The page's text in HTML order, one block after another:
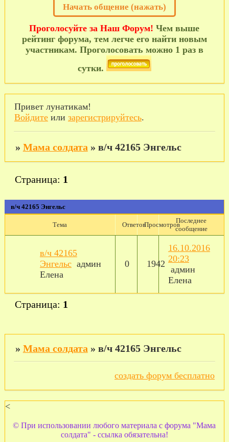
Начать общение (нажать)
Проголосуйте за Наш Форум! Чем выше
рейтинг форума, тем легче его найти новым
участникам. Проголосовать можно 1 раз в
сутки.
Привет лунатикам!
Войдитеили зарегистрируйтесь.
» Мама солдата » в/ч 42165 Энгельс
в/ч 42165 Энгельс
Страница: 1
Тема ОтветовПросмотров
Последнее
сообщение
в/ч 42165
Энгельс админ
Елена
0 1942
16.10.2016
20:23
админ
Елена
Страница: 1
» Мама солдата » в/ч 42165 Энгельс
создать форум бесплатно
<
© При использовании любого материала с форума "Мама
солдата" - ссылка обязательна!